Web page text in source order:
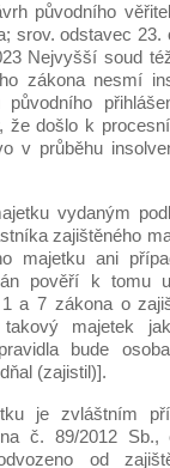
původního
srov. odstavec 23.
Nejvyšší soud
zákona nesmí
že došlo k
v průběhu
vydaným
zajištěného
majetku ani
pověří k tomu
a 7 zákona o
takový majetek
bude
(zajistil)].
je zvláštním
č. 89/2012 Sb.,
od